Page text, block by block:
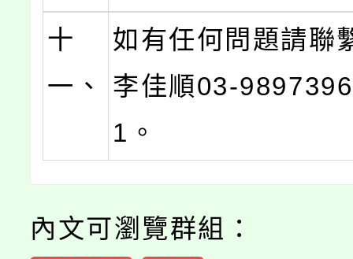
十
一、
如有任何問題請聯
李佳順03-
1。
內文可瀏覽群組：